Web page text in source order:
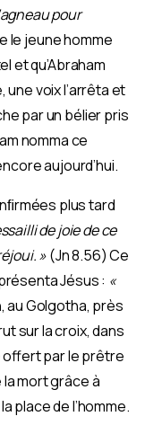
pour
le jeune homme
et qu’Abraham
voix l’arrêta et
par un bélier pris
nomma ce
aujourd’hui.
plus tard
de joie de ce
»(Jn 8.56) Ce
Jésus : «
au Golgotha, près
sur la croix, dans
offert par le prêtre
mort grâce à
place de l’homme.